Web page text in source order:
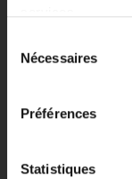
Nécessaires
Préférences
Statistiques